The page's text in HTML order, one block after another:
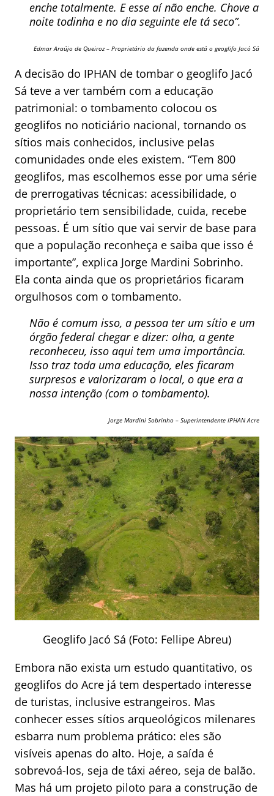
enche totalmente. E esse aí não enche. Chove a
noite todinha e no dia seguinte ele tá seco”.
Edmar Araújo de Queiroz – Proprietário da fazenda onde está o geoglifo Jacó Sá
A decisão do IPHAN de tombar o geoglifo Jacó
Sá teve a ver também com a educação
patrimonial: o tombamento colocou os
geoglifos no noticiário nacional, tornando os
sítios mais conhecidos, inclusive pelas
comunidades onde eles existem. “Tem 800
geoglifos, mas escolhemos esse por uma série
de prerrogativas técnicas: acessibilidade, o
proprietário tem sensibilidade, cuida, recebe
pessoas. É um sítio que vai servir de base para
que a população reconheça e saiba que isso é
importante”, explica Jorge Mardini Sobrinho.
Ela conta ainda que os proprietários ficaram
orgulhosos com o tombamento.
Não é comum isso, a pessoa ter um sítio e um
órgão federal chegar e dizer: olha, a gente
reconheceu, isso aqui tem uma importância.
Isso traz toda uma educação, eles ficaram
surpresos e valorizaram o local, o que era a
nossa intenção (com o tombamento).
Jorge Mardini Sobrinho – Superintendente IPHAN Acre
Geoglifo Jacó Sá (Foto: Fellipe Abreu)
Embora não exista um estudo quantitativo, os
geoglifos do Acre já tem despertado interesse
de turistas, inclusive estrangeiros. Mas
conhecer esses sítios arqueológicos milenares
esbarra num problema prático: eles são
visíveis apenas do alto. Hoje, a saída é
sobrevoá-los, seja de táxi aéreo, seja de balão.
Mas há um projeto piloto para a construção de